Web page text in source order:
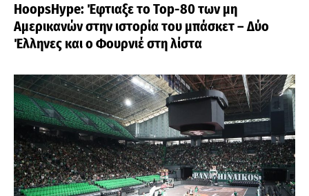
HoopsHype: Έφτιαξε το Top-80 των μη
Αμερικανών στην ιστορία του μπάσκετ – Δύο
Έλληνες και ο Φουρνιέ στη λίστα